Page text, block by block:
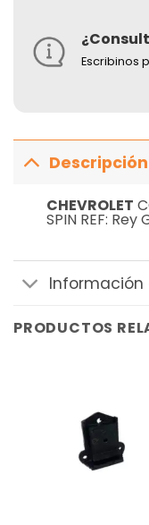
Escribinos
Descripción
CHEVROLET
SPIN REF: Rey
Información
PRODUCTOS